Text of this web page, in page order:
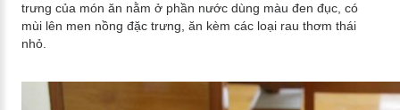
trưng của món ăn nằm ở phần nước dùng màu đen đục, có
mùi lên men nồng đặc trưng, ăn kèm các loại rau thơm thái
nhỏ.